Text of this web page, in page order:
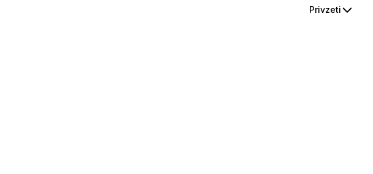
Privzeti